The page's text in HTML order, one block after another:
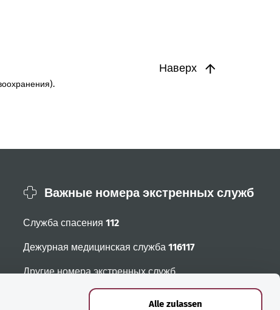
Alle zulassen
Наверх
Важные номера экстренных служб
Служба спасения 112
Дежурная медицинская служба 116117
Другие номера экстренных служб